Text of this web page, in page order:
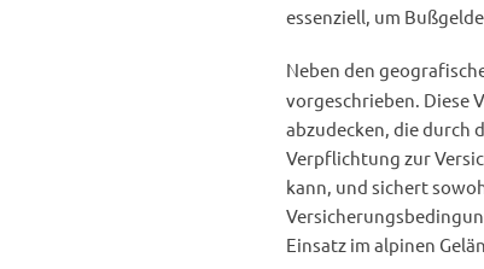
essenziell, um
Neben den
vorgeschrieben. Diese
abzudecken, die durch
Verpflichtung zur
kann, und sichert
Einsatz im alpinen